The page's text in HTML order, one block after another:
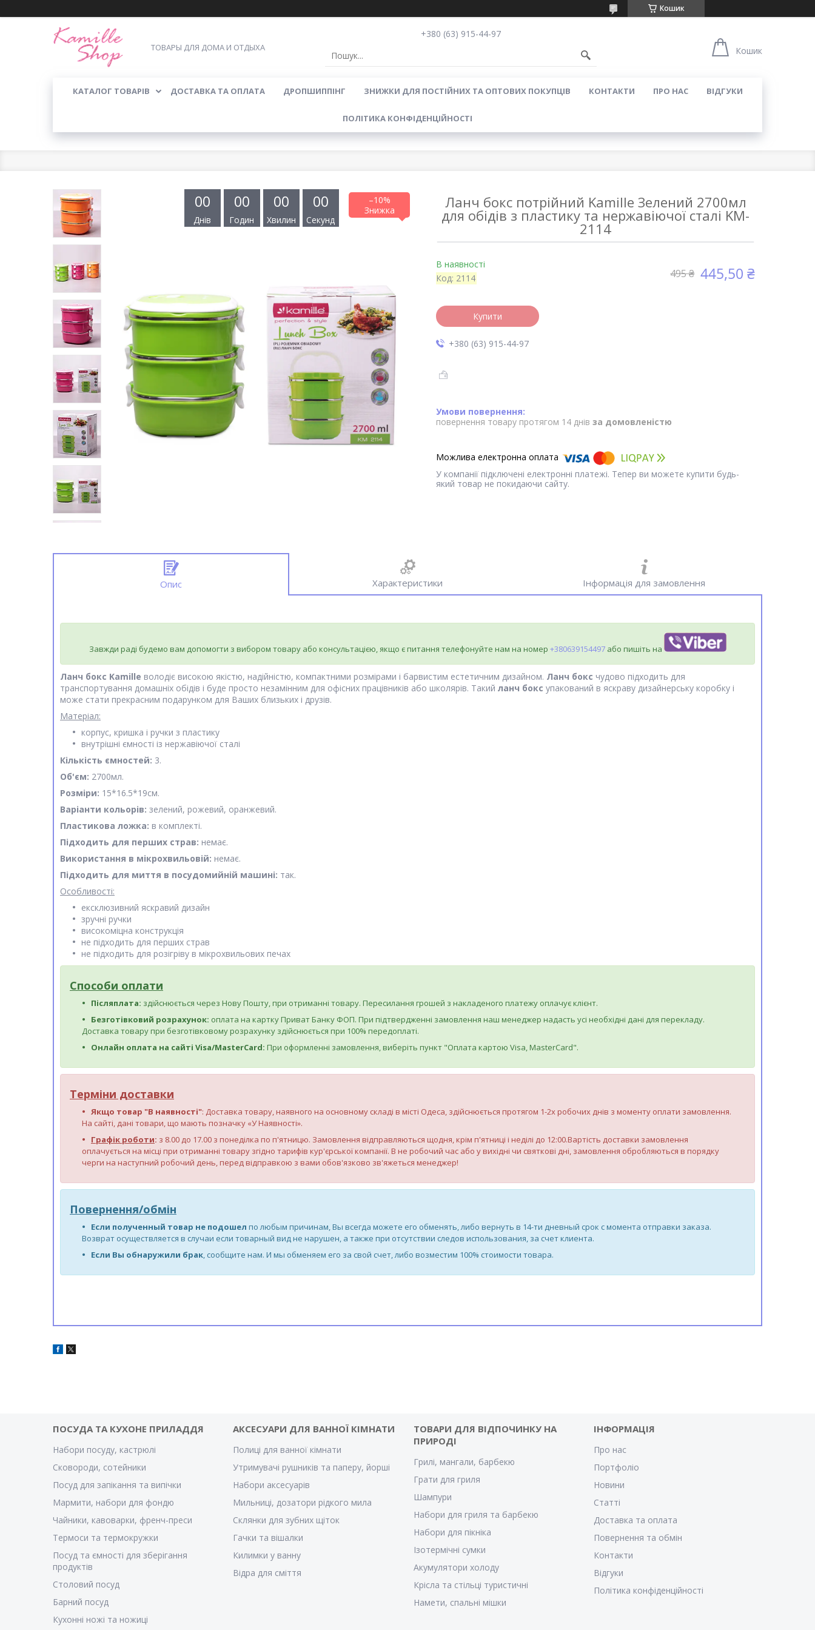
Кошик
ТОВАРЫ ДЛЯ ДОМА И ОТДЫХА
+380 (63) 915-44-97
Кошик
КАТАЛОГ ТОВАРІВ ДОСТАВКА ТА ОПЛАТА ДРОПШИППІНГ ЗНИЖКИ ДЛЯ ПОСТІЙНИХ ТА ОПТОВИХ ПОКУПЦІВ КОНТАКТИ ПРО НАС ВІДГУКИ
ПОЛІТИКА КОНФІДЕНЦІЙНОСТІ
–10%
00
Днів
00
Годин
00
Хвилин
00
Секунд
Ланч бокс потрійний Kamille Зелений 2700мл
для обідів з пластику та нержавіючої сталі KM-
2114
В наявності
Код: 2114 495 ₴ 445,50 ₴
Купити
+380 (63) 915-44-97
повернення товару протягом 14 днів за домовленістю
У компанії підключені електронні платежі. Тепер ви можете купити будь-
який товар не покидаючи сайту.
Опис Характеристики Інформація для замовлення
Завжди раді будемо вам допомогти з вибором товару або консультацією, якщо є питання телефонуйте нам на номер +380639154497або пишіть на
Ланч бокс Kamille володіє високою якістю, надійністю, компактними розмірами і барвистим естетичним дизайном. Ланч бокс чудово підходить для
транспортування домашніх обідів і буде просто незамінним для офісних працівників або школярів. Такий ланч бокс упакований в яскраву дизайнерську коробку і
може стати прекрасним подарунком для Ваших близьких і друзів.
Матеріал:
корпус, кришка і ручки з пластику
внутрішні ємності із нержавіючої сталі
Кількість ємностей: 3.
Об'єм: 2700мл.
Розміри: 15*16.5*19см.
Варіанти кольорів: зелений, рожевий, оранжевий.
Пластикова ложка: в комплекті.
Підходить для перших страв: немає.
Використання в мікрохвильовій: немає.
Підходить для миття в посудомийній машині: так.
Особливості:
ексклюзивний яскравий дизайн
зручні ручки
високоміцна конструкція
не підходить для перших страв
не підходить для розігріву в мікрохвильових печах
Способи оплати
Післяплата: здійснюється через Нову Пошту, при отриманні товару. Пересилання грошей з накладеного платежу оплачує клієнт.
Безготівковий розрахунок: оплата на картку Приват Банку ФОП. При підтвердженні замовлення наш менеджер надасть усі необхідні дані для перекладу.
Доставка товару при безготівковому розрахунку здійснюється при 100% передоплаті.
Онлайн оплата на сайті Visa/MasterCard: При оформленні замовлення, виберіть пункт "Оплата картою Visa, MasterCard".
Терміни доставки
Якщо товар "В наявності": Доставка товару, наявного на основному складі в місті Одеса, здійснюється протягом 1-2х робочих днів з моменту оплати замовлення.
На сайті, дані товари, що мають позначку «У Наявності».
Графік роботи: з 8.00 до 17.00 з понеділка по п'ятницю. Замовлення відправляються щодня, крім п'ятниці і неділі до 12:00.Вартість доставки замовлення
оплачується на місці при отриманні товару згідно тарифів кур'єрської компанії. В не робочий час або у вихідні чи святкові дні, замовлення обробляються в порядку
черги на наступний робочий день, перед відправкою з вами обов'язково зв'яжеться менеджер!
Повернення/обмін
Если полученный товар не подошел по любым причинам, Вы всегда можете его обменять, либо вернуть в 14-ти дневный срок с момента отправки заказа.
Возврат осуществляется в случаи если товарный вид не нарушен, а также при отсутствии следов использования, за счет клиента.
Если Вы обнаружили брак, сообщите нам. И мы обменяем его за свой счет, либо возместим 100% стоимости товара.
ПОСУДА ТА КУХОНЕ ПРИЛАДДЯ
Набори посуду, кастрюлі
Сковороди, сотейники
Посуд для запікання та випічки
Мармити, набори для фондю
Чайники, кавоварки, френч-преси
Термоси та термокружки
Посуд та ємності для зберігання
продуктів
Столовий посуд
Барний посуд
Кухонні ножі та ножиці
АКСЕСУАРИ ДЛЯ ВАННОЇ КІМНАТИ
Полиці для ванної кімнати
Утримувачі рушників та паперу, йорші
Набори аксесуарів
Мильниці, дозатори рідкого мила
Склянки для зубних щіток
Гачки та вішалки
Килимки у ванну
Відра для сміття
ТОВАРИ ДЛЯ ВІДПОЧИНКУ НА
ПРИРОДІ
Грилі, мангали, барбекю
Грати для гриля
Шампури
Набори для гриля та барбекю
Набори для пікніка
Ізотермічні сумки
Акумулятори холоду
Крісла та стільці туристичні
Намети, спальні мішки
ІНФОРМАЦІЯ
Про нас
Портфоліо
Новини
Статті
Доставка та оплата
Повернення та обмін
Контакти
Відгуки
Політика конфіденційності